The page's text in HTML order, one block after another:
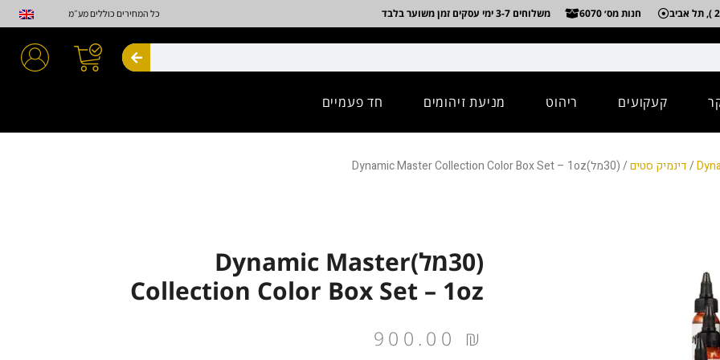
חנות מס׳ 6070 משלוחים 3-7 ימי עסקים זמן משוער בלבד כל המחירים כוללים מע״מ
חיפוש
קעקועים ריהוט מניעת זיהומים חד פעמיים
/דינמיק סטים/ (30מל)Dynamic Master Collection Color Box Set – 1oz
(30מל)Dynamic Master
Collection Color Box Set – 1oz
900.00 ₪